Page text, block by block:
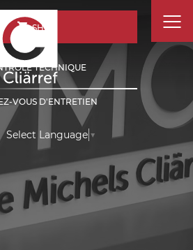
SHOP
TECHNIQUE
VOUS D'ENTRETIEN
Select Language ▼